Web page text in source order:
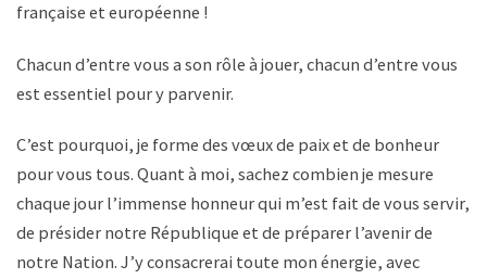
française et européenne !
Chacun d’entre vous a son rôle à jouer, chacun d’entre vous
est essentiel pour y parvenir.
C’est pourquoi, je forme des vœux de paix et de bonheur
pour vous tous. Quant à moi, sachez combien je mesure
chaque jour l’immense honneur qui m’est fait de vous servir,
de présider notre République et de préparer l’avenir de
notre Nation. J’y consacrerai toute mon énergie, avec